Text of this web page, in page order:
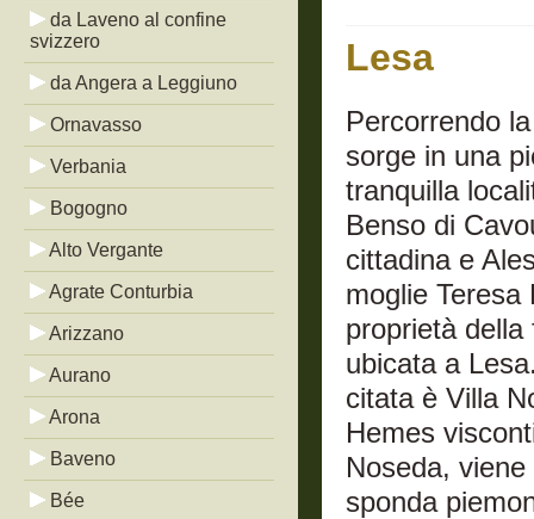
da Laveno al confine
svizzero
da Angera a Leggiuno
Ornavasso
Verbania
Bogogno
Alto Vergante
Agrate Conturbia
Arizzano
Aurano
Arona
Baveno
Bée
Lesa
Percorrendo
sorge in una
tranquilla
Benso di
cittadina e
moglie
proprietà
ubicata a
citata è Villa
Hemes
Noseda,
sponda